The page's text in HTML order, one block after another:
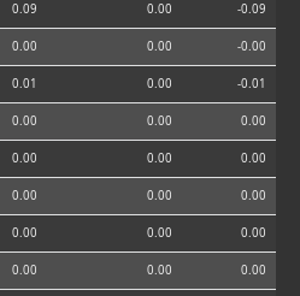
0.09 0.00 -0.09
0.00 0.00 -0.00
0.01 0.00 -0.01
0.00 0.00 0.00
0.00 0.00 0.00
0.00 0.00 0.00
0.00 0.00 0.00
0.00 0.00 0.00